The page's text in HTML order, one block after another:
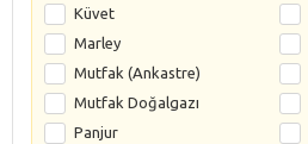
Küvet
Marley
Mutfak (Ankastre)
Mutfak Doğalgazı
Panjur